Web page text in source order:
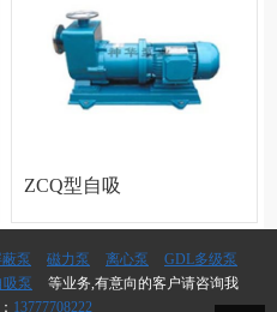
ZCQ型自吸
磁力泵
蔽泵 磁力泵 离心泵
GDL多级泵
吸泵
等业务,有意向的客户请咨询我
13777708222